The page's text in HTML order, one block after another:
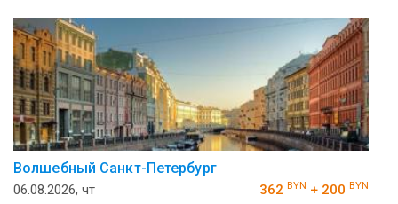
Волшебный Санкт-Петербург
06.08.2026, чт 362 BYN + 200 BYN